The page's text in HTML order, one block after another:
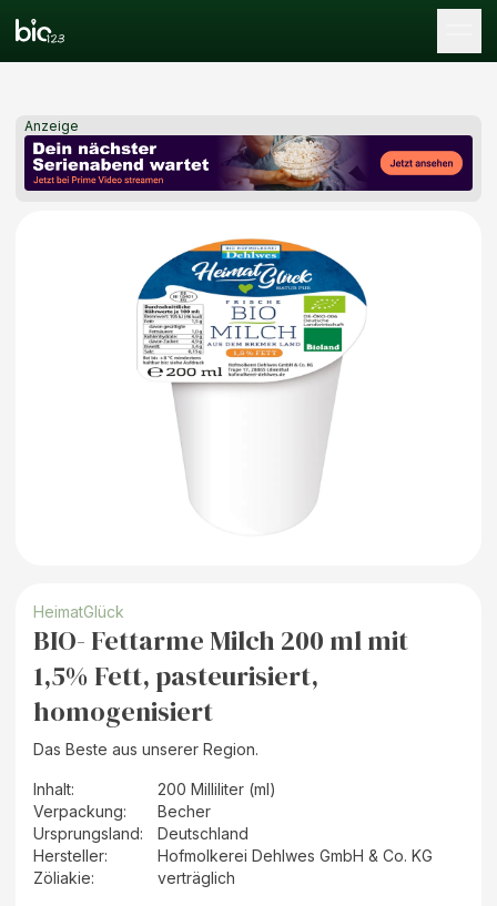
Anzeige
HeimatGlück
BIO- Fettarme Milch 200 ml mit
1,5% Fett, pasteurisiert,
homogenisiert
Das Beste aus unserer Region.
Inhalt:
200 Milliliter (ml)
Verpackung:
Becher
Ursprungsland:
Deutschland
Hersteller:
Hofmolkerei Dehlwes GmbH & Co. KG
Zöliakie:
verträglich